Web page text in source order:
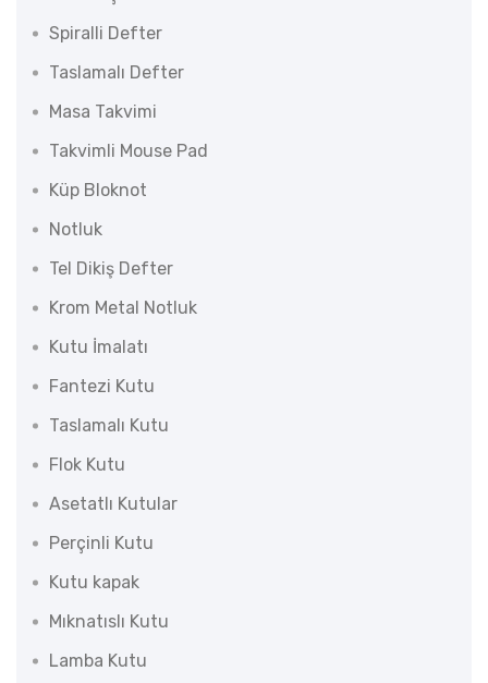
Spiralli Defter
Taslamalı Defter
Masa Takvimi
Takvimli Mouse Pad
Küp Bloknot
Notluk
Tel Dikiş Defter
Krom Metal Notluk
Kutu İmalatı
Fantezi Kutu
Taslamalı Kutu
Flok Kutu
Asetatlı Kutular
Perçinli Kutu
Kutu kapak
Mıknatıslı Kutu
Lamba Kutu